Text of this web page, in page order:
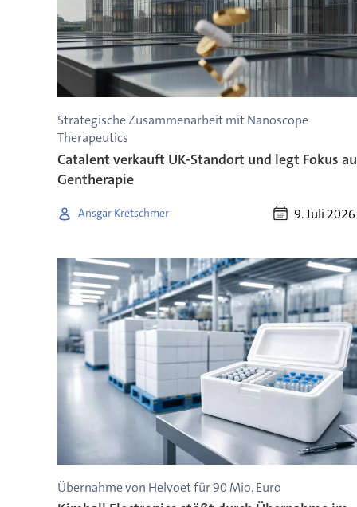
Strategische Zusammenarbeit mit Nanoscope
Therapeutics
Catalent verkauft UK-Standort und legt Fokus
Gentherapie
Ansgar Kretschmer 9. Juli 2026
Übernahme von Helvoet für 90 Mio. Euro